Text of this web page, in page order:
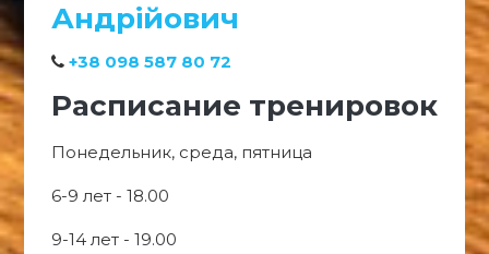
Андрійович
+38 098 587 80 72
Расписание тренировок
Понедельник, среда, пятница
6-9 лет - 18.00
9-14 лет - 19.00